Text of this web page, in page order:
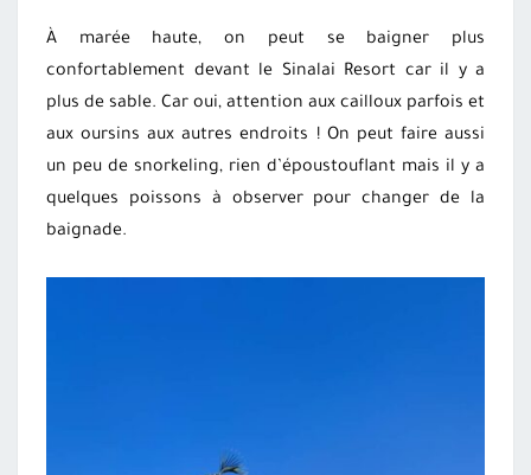
À marée haute, on peut se baigner plus
confortablement devant le Sinalai Resort car il y a
plus de sable. Car oui, attention aux cailloux parfois et
aux oursins aux autres endroits ! On peut faire aussi
un peu de snorkeling, rien d’époustouflant mais il y a
quelques poissons à observer pour changer de la
baignade.